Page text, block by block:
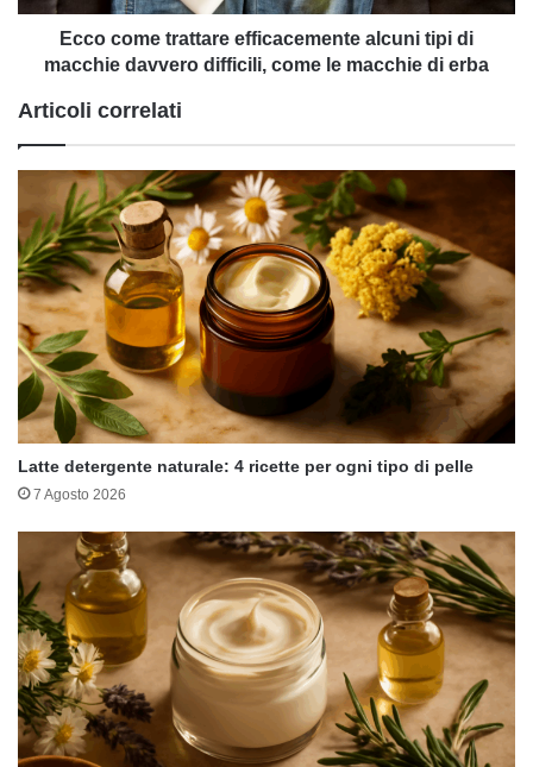
davvero
difficili,
come
macchie
Ecco come trattare efficacemente alcuni tipi di
macchie davvero difficili, come le macchie di erba
Articoli correlati
Latte detergente naturale: 4 ricette per ogni tipo di pelle
7 Agosto 2026